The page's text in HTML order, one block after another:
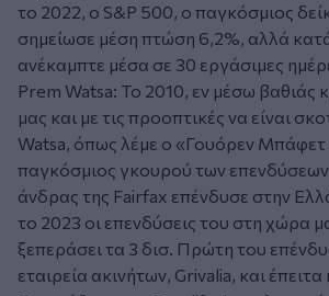
το 2022, ο S&P 500, ο παγκόσμιος
σημείωσε μέση πτώση 6,2%, αλλά
ανέκαμπτε μέσα σε 30 εργάσιμες
Prem Watsa: To 2010, εν μέσω βαθιάς
μας και με τις προοπτικές να είναι
Watsa, όπως λέμε ο «Γουόρεν
παγκόσμιος γκουρού των επενδύσεων
άνδρας της Fairfax επένδυσε στην
το 2023 οι επενδύσεις του στη χώρα
ξεπεράσει τα 3 δισ. Πρώτη του
εταιρεία ακινήτων, Grivalia, και